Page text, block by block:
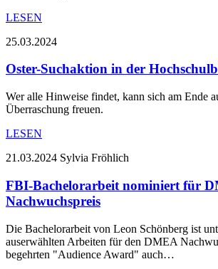
LESEN
25.03.2024
Oster-Suchaktion in der
Wer alle Hinweise findet, kann sich am Ende
Überraschung freuen.
LESEN
21.03.2024 Sylvia Fröhlich
FBI-Bachelorarbeit nominiert für
Nachwuchspreis
Die Bachelorarbeit von Leon Schönberg ist
auserwählten Arbeiten für den DMEA
begehrten "Audience Award" auch…